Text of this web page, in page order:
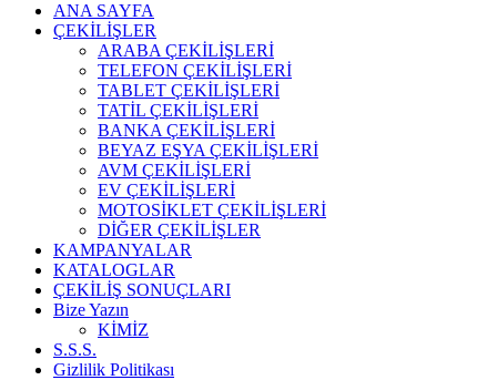
ANA SAYFA
ÇEKİLİŞLER
ARABA ÇEKİLİŞLERİ
TELEFON ÇEKİLİŞLERİ
TABLET ÇEKİLİŞLERİ
TATİL ÇEKİLİŞLERİ
BANKA ÇEKİLİŞLERİ
BEYAZ EŞYA ÇEKİLİŞLERİ
AVM ÇEKİLİŞLERİ
EV ÇEKİLİŞLERİ
MOTOSİKLET ÇEKİLİŞLERİ
DİĞER ÇEKİLİŞLER
KAMPANYALAR
KATALOGLAR
ÇEKİLİŞ SONUÇLARI
Bize Yazın
KİMİZ
S.S.S.
Gizlilik Politikası